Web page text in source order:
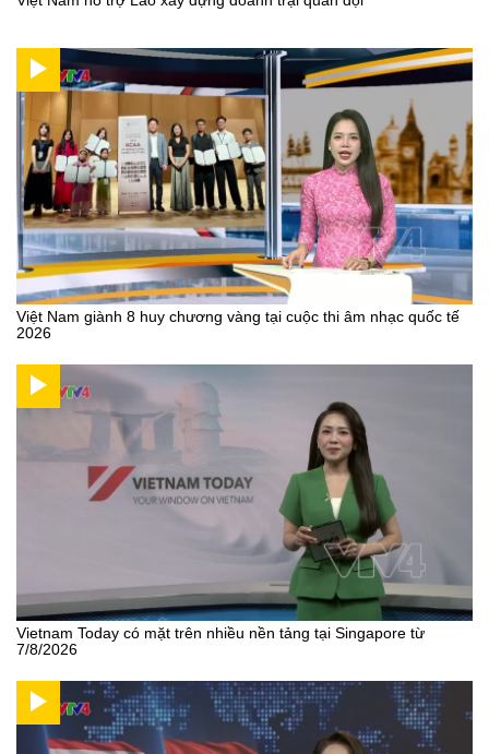
Việt Nam giành 8 huy chương vàng tại cuộc thi âm nhạc quốc tế
2026
Vietnam Today có mặt trên nhiều nền tảng tại Singapore từ
7/8/2026